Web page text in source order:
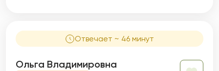
Отвечает ~ 46 минут
Ольга Владимировна